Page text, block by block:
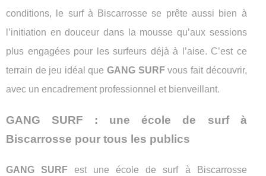
conditions, le surf à Biscarrosse se prête aussi bien à
l’initiation en douceur dans la mousse qu’aux sessions
plus engagées pour les surfeurs déjà à l’aise. C’est ce
terrain de jeu idéal queGANG SURF vous fait découvrir,
avec un encadrement professionnel et bienveillant.
GANG SURF : une école de surf à
Biscarrosse pour tous les publics
GANG SURF est une école de surf à Biscarrosse